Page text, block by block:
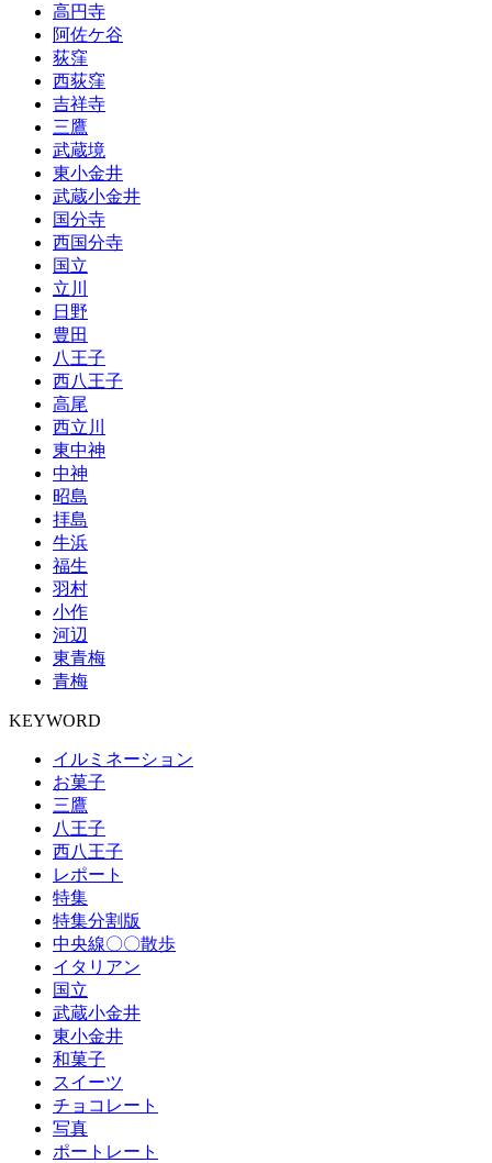
高円寺
阿佐ケ谷
荻窪
西荻窪
吉祥寺
三鷹
武蔵境
東小金井
武蔵小金井
国分寺
西国分寺
国立
立川
日野
豊田
八王子
西八王子
高尾
西立川
東中神
中神
昭島
拝島
牛浜
福生
羽村
小作
河辺
東青梅
青梅
KEYWORD
イルミネーション
お菓子
三鷹
八王子
西八王子
レポート
特集
特集分割版
中央線〇〇散歩
イタリアン
国立
武蔵小金井
東小金井
和菓子
スイーツ
チョコレート
写真
ポートレート